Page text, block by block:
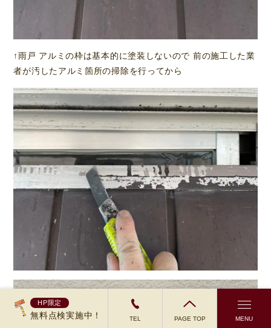
HP限定
無料点検実施中！ TEL PAGE TOP MENU
↑雨戸 アルミの枠は基本的に塗装しないので 前の施工した業
者が汚したアルミ箇所の掃除を行ってから